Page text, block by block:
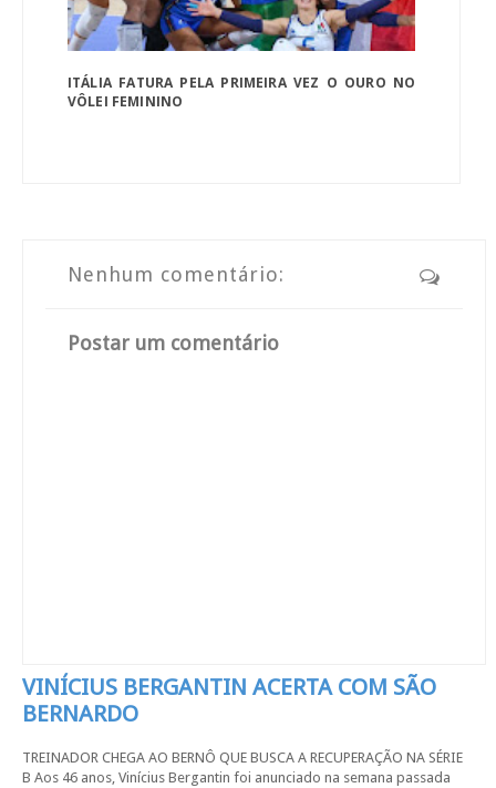
ITÁLIA FATURA PELA PRIMEIRA VEZ O OURO NO
VÔLEI FEMININO
Nenhum comentário:
Postar um comentário
VINÍCIUS BERGANTIN ACERTA COM SÃO
BERNARDO
TREINADOR CHEGA AO BERNÔ QUE BUSCA A RECUPERAÇÃO NA SÉRIE
B Aos 46 anos, Vinícius Bergantin foi anunciado na semana passada